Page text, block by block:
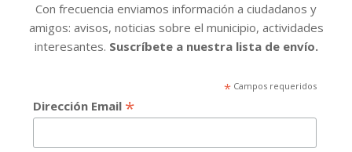
Con frecuencia enviamos información a ciudadanos y
amigos: avisos, noticias sobre el municipio, actividades
interesantes. Suscríbete a nuestra lista de envío.
*Campos requeridos
Dirección Email *